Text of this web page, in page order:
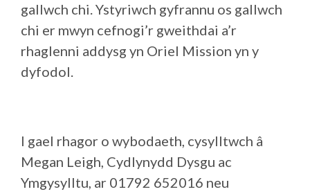
gallwch chi. Ystyriwch gyfrannu os gallwch
chi er mwyn cefnogi’r gweithdai a’r
rhaglenni addysg yn Oriel Mission yn y
dyfodol.
I gael rhagor o wybodaeth, cysylltwch â
Megan Leigh, Cydlynydd Dysgu ac
Ymgysylltu, ar 01792 652016 neu